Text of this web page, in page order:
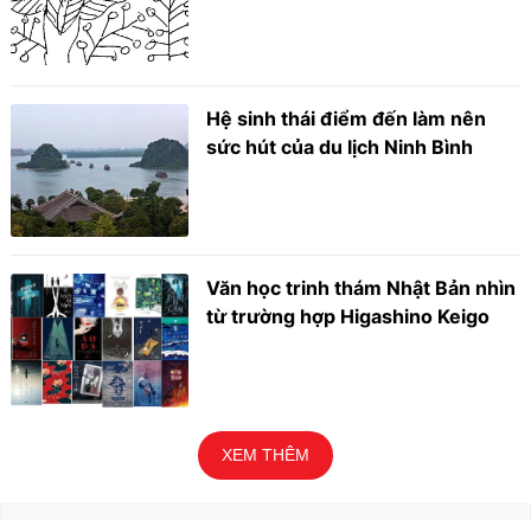
Hệ sinh thái điểm đến làm nên
sức hút của du lịch Ninh Bình
Văn học trinh thám Nhật Bản nhìn
từ trường hợp Higashino Keigo
XEM THÊM